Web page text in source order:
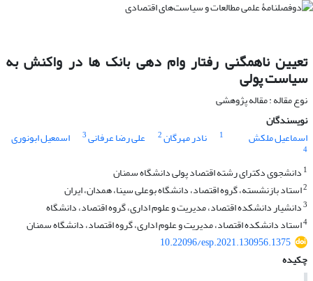
تعیین ناهمگنی رفتار وام دهی بانک ها در واکنش به
سیاست پولی
نوع مقاله : مقاله پژوهشی
نویسندگان
اسماعیل ملکش
1 نادر مهرگان2 علی رضا عرفانی3 اسمعیل ابونوری
4
1 دانشجوی دکترای رشته اقتصاد پولی دانشگاه سمنان
2استاد بازنشسته، گروه اقتصاد، دانشگاه بوعلی سینا، همدان، ایران
3دانشیار دانشکده اقتصاد، مدیریت و علوم اداری، گروه اقتصاد، دانشگاه
4استاد دانشکده اقتصاد، مدیریت و علوم اداری، گروه اقتصاد، دانشگاه سمنان
10.22096/esp.2021.130956.1375
چکیده